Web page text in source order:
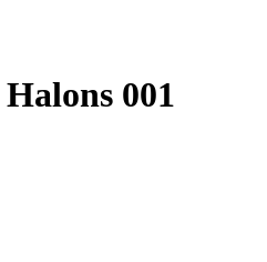
001